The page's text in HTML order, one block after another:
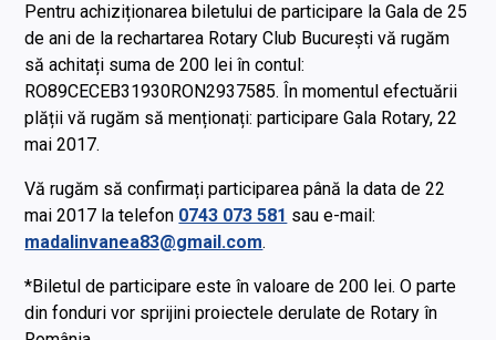
Pentru achiziționarea biletului de participare la Gala de 25
de ani de la rechartarea Rotary Club București vă rugăm
să achitați suma de 200 lei în contul:
RO89CECEB31930RON2937585. În momentul efectuării
plății vă rugăm să menționați: participare Gala Rotary, 22
mai 2017.
Vă rugăm să confirmați participarea până la data de 22
mai 2017 la telefon 0743 073 581 sau e-mail:
madalinvanea83@gmail.com.
*Biletul de participare este în valoare de 200 lei. O parte
din fonduri vor sprijini proiectele derulate de Rotary în